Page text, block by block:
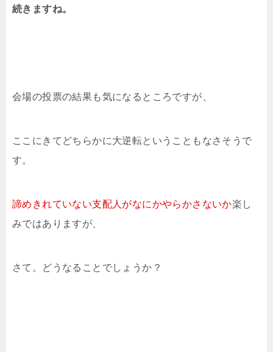
続きますね。
会場の投票の結果も気になるところですが、
ここにきてどちらかに大逆転ということもなさそうで
す。
諦めきれていない支配人がなにかやらかさないか楽し
みではありますが、
さて。どうなることでしょうか？